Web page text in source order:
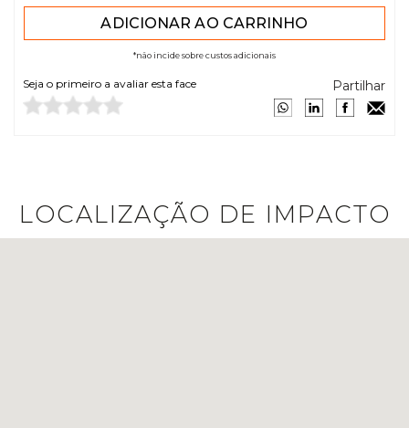
*não incide sobre custos adicionais
Seja o primeiro a avaliar esta face Partilhar
LOCALIZAÇÃO DE IMPACTO